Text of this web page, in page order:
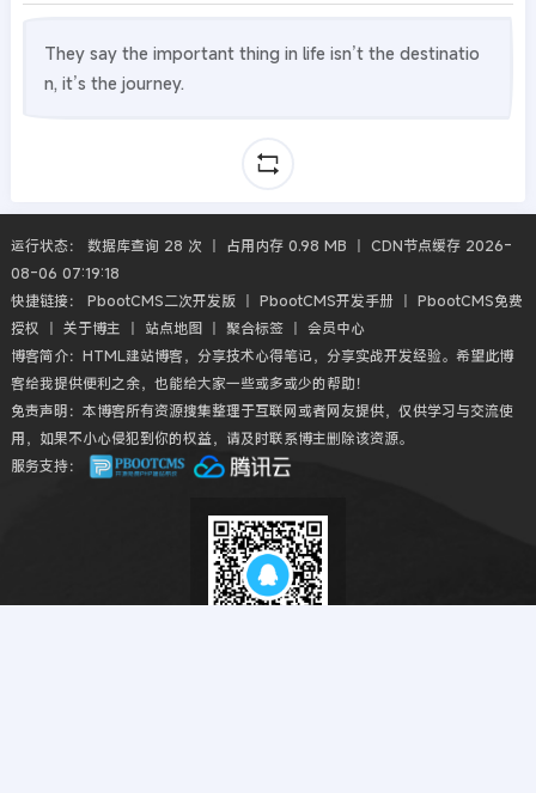
They say the important thing in life isn’t the destinatio
n, it’s the journey.
运行状态： 数据库查询 28 次 丨 占用内存 0.98 MB 丨 CDN节点缓存 2026-
08-06 07:19:18
快捷链接： PbootCMS二次开发版丨 PbootCMS开发手册 丨 PbootCMS免费
授权 丨 关于博主 丨 站点地图丨 聚合标签丨 会员中心
博客简介：HTML建站博客，分享技术心得笔记，分享实战开发经验。希望此博
客给我提供便利之余，也能给大家一些或多或少的帮助！
免责声明：本博客所有资源搜集整理于互联网或者网友提供，仅供学习与交流使
用，如果不小心侵犯到你的权益，请及时联系博主删除该资源。
服务支持：